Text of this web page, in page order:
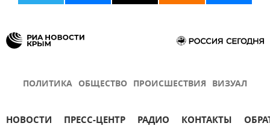
ПОЛИТИКА ОБЩЕСТВО ПРОИСШЕСТВИЯ ВИЗУАЛ
НОВОСТИ ПРЕСС-ЦЕНТР РАДИО КОНТАКТЫ